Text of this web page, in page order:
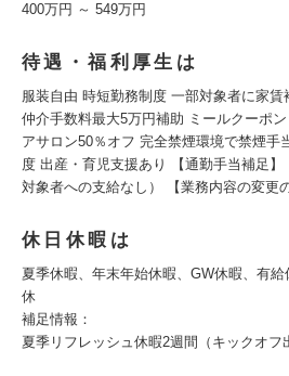
400万円 ～ 549万円
待遇・福利厚生は
服装自由 時短勤務制度 一部対象者に家賃
仲介手数料最大5万円補助 ミールクーポ
アサロン50％オフ 完全禁煙環境で禁煙手
度 出産・育児支援あり 【通勤手当補足
対象者への支給なし） 【業務内容の変更
休日休暇は
夏季休暇、年末年始休暇、GW休暇、有
休
補足情報：
夏季リフレッシュ休暇2週間（キックオフ